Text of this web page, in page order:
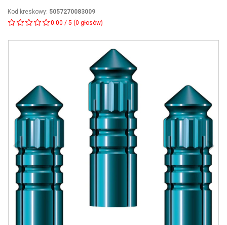
Kod kreskowy: 5057270083009
0.00 / 5 (0 głosów)